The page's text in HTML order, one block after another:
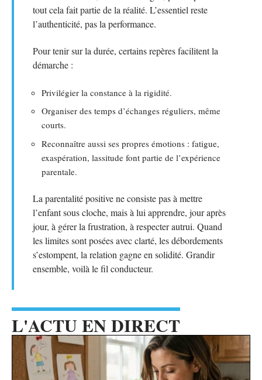
tout cela fait partie de la réalité. L’essentiel reste
l’authenticité, pas la performance.
Pour tenir sur la durée, certains repères facilitent la
démarche :
Privilégier la constance à la rigidité.
Organiser des temps d’échanges réguliers, même
courts.
Reconnaître aussi ses propres émotions : fatigue,
exaspération, lassitude font partie de l’expérience
parentale.
La parentalité positive ne consiste pas à mettre
l’enfant sous cloche, mais à lui apprendre, jour après
jour, à gérer la frustration, à respecter autrui. Quand
les limites sont posées avec clarté, les débordements
s’estompent, la relation gagne en solidité. Grandir
ensemble, voilà le fil conducteur.
L'ACTU EN DIRECT